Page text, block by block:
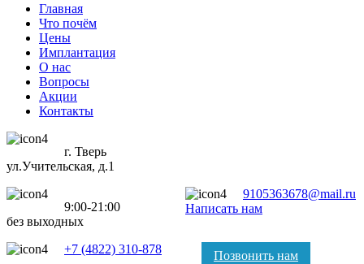
Главная
Что почём
Цены
Имплантация
О нас
Вопросы
Акции
Контакты
г. Тверь
ул.Учительская, д.1
9:00-21:00
без выходных
9105363678@mail.ru
Написать нам
+7 (4822) 310-878 Позвонить нам